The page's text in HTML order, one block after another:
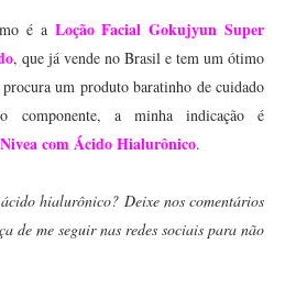
é a Loção Facial Gokujyun Super
, que já vende no Brasil e tem um ótimo
um produto baratinho de cuidado
componente, a minha indicação é
com Ácido Hialurônico.
hialurônico? Deixe nos comentários
de me seguir nas redes sociais para não